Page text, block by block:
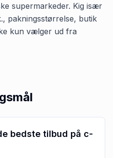
supermarkeder. Kig især
pakningsstørrelse, butik
kun vælger ud fra
bedste tilbud på c-